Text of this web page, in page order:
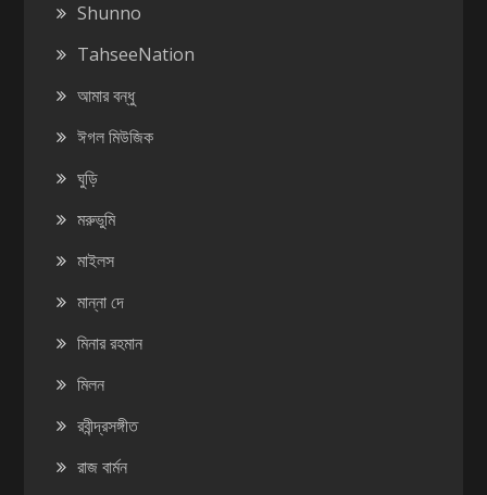
Shunno
TahseeNation
আমার বন্ধু
ঈগল মিউজিক
ঘুড়ি
মরুভুমি
মাইলস
মান্না দে
মিনার রহমান
মিলন
রবীন্দ্রসঙ্গীত
রাজ বার্মন